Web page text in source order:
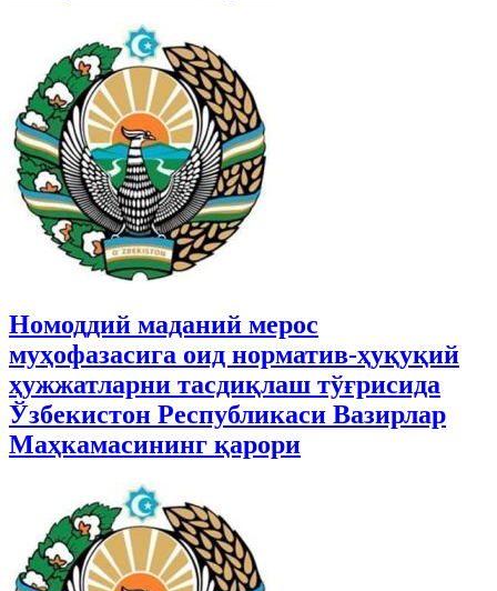
Номоддий маданий мерос
муҳофазасига оид норматив-ҳуқуқий
ҳужжатларни тасдиқлаш тўғрисида
Ўзбекистон Республикаси Вазирлар
Маҳкамасининг қарори